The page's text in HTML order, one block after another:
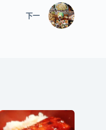
下一